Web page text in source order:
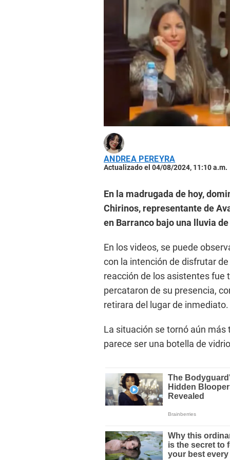
ANDREA PEREYRA
Actualizado el 04/08/2024, 11:10 a.m.
En la madrugada de hoy,
Chirinos, representante de
en Barranco bajo una lluvia
En los videos, se puede
con la intención de disfrutar
reacción de los asistentes fue
percataron de su presencia,
retirara del lugar de inmediato.
La situación se tornó aún
parece ser una botella de